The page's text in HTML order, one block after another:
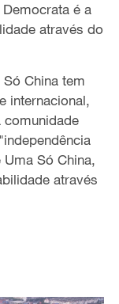
é a
através do
China tem
internacional,
comunidade
Só China,
através